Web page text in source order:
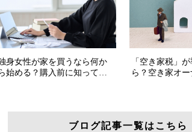
ブログ記事一覧はこちら